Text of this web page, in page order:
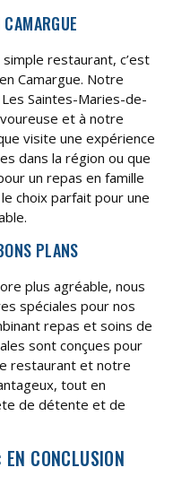
simple restaurant, c’est
Camargue. Notre
Saintes-Maries-de-
et à notre
visite une expérience
dans la région ou que
un repas en famille
choix parfait pour une
PLANS
plus agréable, nous
spéciales pour nos
repas et soins de
sont conçues pour
restaurant et notre
tout en
de détente et de
CONCLUSION